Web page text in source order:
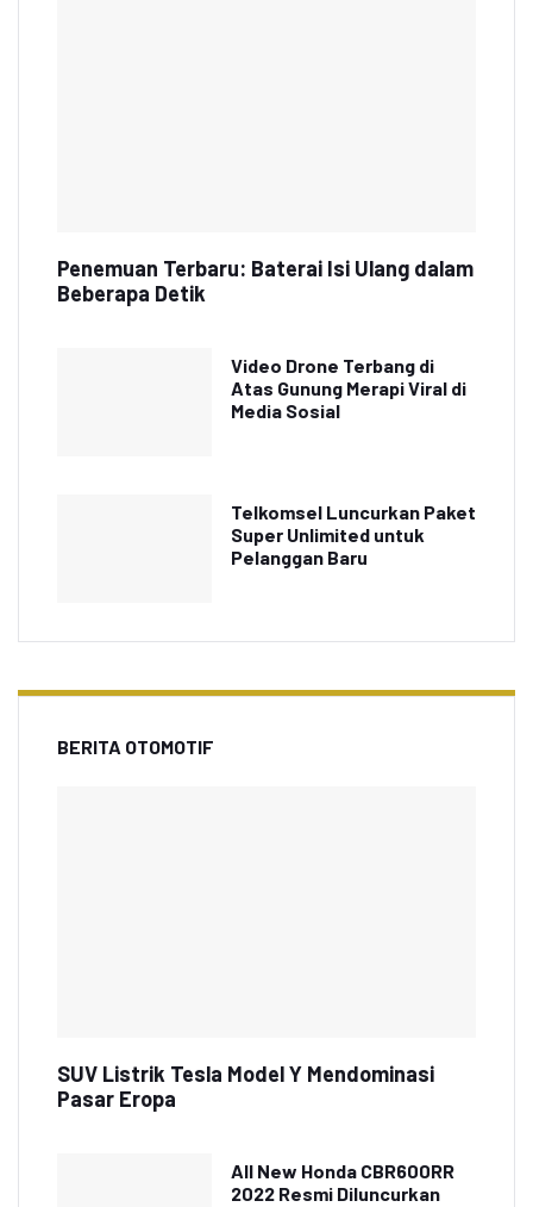
Penemuan Terbaru: Baterai Isi Ulang dalam
Beberapa Detik
Video Drone Terbang di
Atas Gunung Merapi Viral di
Media Sosial
Telkomsel Luncurkan Paket
Super Unlimited untuk
Pelanggan Baru
BERITA OTOMOTIF
SUV Listrik Tesla Model Y Mendominasi
Pasar Eropa
All New Honda CBR600RR
2022 Resmi Diluncurkan